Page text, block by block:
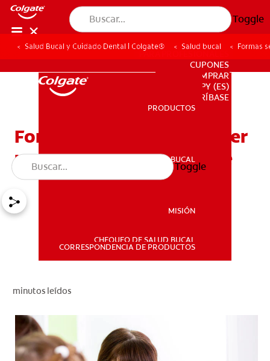
Toggle
PRODUCTOS
SALUD BUCAL
PARA PROFESIONALES
CUPONES
DONDE COMPRAR
PY (ES)
SUSCRÍBASE
PRODUCTOS
SALUD BUCAL
MISIÓN
CHEQUEO DE SALUD BUCAL
CORRESPONDENCIA DE PRODUCTOS
Toggle
Salud Bucal y Cuidado Dental | Colgate® Salud bucal Formas
Formas sencillas para tener
una salud bucal excelente
minutos leídos